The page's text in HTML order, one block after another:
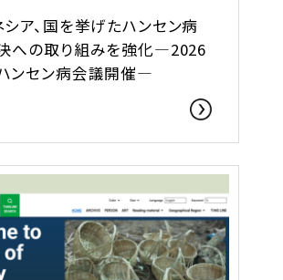
シア、国を挙げたハンセン病
への取り組みを強化―2026
ンセン病会議開催―